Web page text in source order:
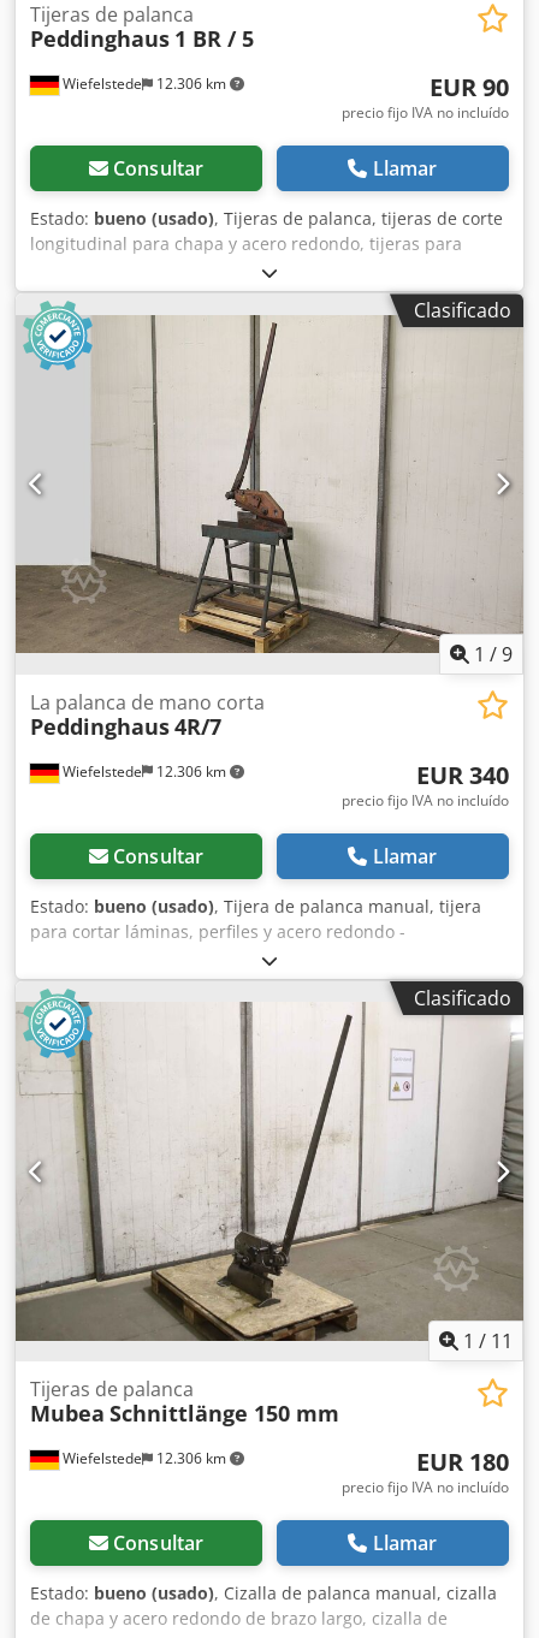
Wiefelstede 12.306 km
Tijeras de palanca
Peddinghaus 1 BR / 5
EUR 90
precio fijo IVA no incluído
Consultar Llamar
Estado: bueno (usado), Tijeras de palanca, tijeras de corte
longitudinal para chapa y acero redondo, tijeras para
chapa. -Fabricante: Peddinghaus, tijeras para chapa y
acero redondo, modelo 1 BR 5 -Chapa de acero: hasta 5
mm -Acero redondo: hasta 11 mm -Longitud de la hoja:
150 mm -Brazo de palanca con: resorte de seguridad -
Cantidad: 1 tijera de palanca disponible -Precio: por
unidad -Dimensiones: 275/100/A1180 mm Dedpfx Aksfgi
Nqoajkr -Peso: 11 kg/unidad
Clasificado
1 /9
Wiefelstede 12.306 km
La palanca de mano corta
Peddinghaus4R/7
EUR 340
precio fijo IVA no incluído
Consultar Llamar
Estado: bueno (usado), Tijera de palanca manual, tijera
para cortar láminas, perfiles y acero redondo -
Peddinghaus 4R/7, tijera para cortar perfiles, láminas y
acero redondo -Cuerpo de la tijera especialmente robusto,
fabricado en acero templado -Brazo de la palanca con:
muelle de seguridad -Sistema de sujeción ajustable de
forma continua -Grosor máximo de la lámina de acero: 7
mm -Diámetro máximo del acero redondo: 20 mm -Perfil
cuadrado: 18 mm -Longitud máxima de corte: 170 mm -
Datos de rendimiento para: material con una resistencia
de 450 N/mm² -Dimensiones: 770/650/A2250 mm -Peso: 91
kg Djdpfxsd D R Szs Akajkr
Clasificado
1 / 11
Wiefelstede 12.306 km
Tijeras de palanca
Mubea Schnittlänge 150 mm
EUR 180
precio fijo IVA no incluído
Consultar Llamar
Estado: bueno (usado), Cizalla de palanca manual, cizalla
de chapa y acero redondo de brazo largo, cizalla de